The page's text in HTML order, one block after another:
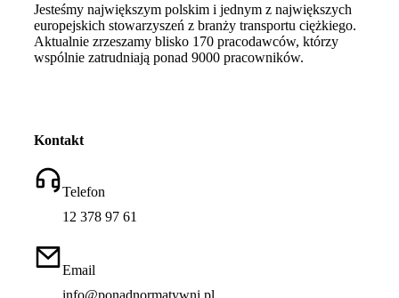
Jesteśmy największym polskim i jednym z największych
europejskich stowarzyszeń z branży transportu ciężkiego.
Aktualnie zrzeszamy blisko 170 pracodawców, którzy
wspólnie zatrudniają ponad 9000 pracowników.
Kontakt
Telefon
12 378 97 61
Email
info@ponadnormatywni.pl